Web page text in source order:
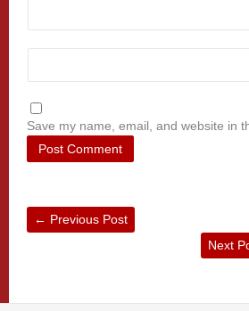
Save my name, email, and website in
← Previous Post
Next